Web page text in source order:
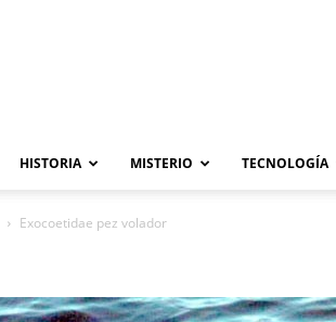
HISTORIA MISTERIO TECNOLOGÍA
Exocoetidae pez volador